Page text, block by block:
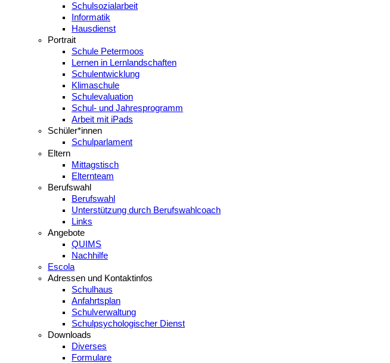
Schulsozialarbeit
Informatik
Hausdienst
Portrait
Schule Petermoos
Lernen in Lernlandschaften
Schulentwicklung
Klimaschule
Schulevaluation
Schul- und Jahresprogramm
Arbeit mit iPads
Schüler*innen
Schulparlament
Eltern
Mittagstisch
Elternteam
Berufswahl
Berufswahl
Unterstützung durch Berufswahlcoach
Links
Angebote
QUIMS
Nachhilfe
Escola
Adressen und Kontaktinfos
Schulhaus
Anfahrtsplan
Schulverwaltung
Schulpsychologischer Dienst
Downloads
Diverses
Formulare